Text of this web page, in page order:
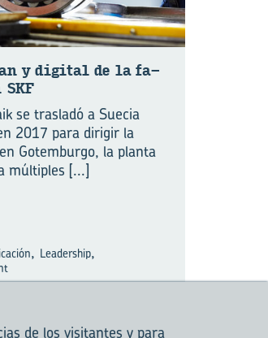
y di­gi­tal de la fa­
se trasladó a Suecia
2017 para dirigir la
Gotemburgo, la planta
múltiples [...]
, Leadership,
de los visitantes y para